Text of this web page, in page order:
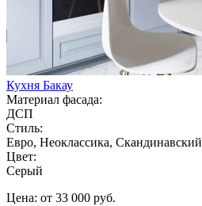
Кухня Бакау
Материал фасада:
ДСП
Стиль:
Евро, Неоклассика, Скандинавский
Цвет:
Серый
Цена: от 33 000 руб.